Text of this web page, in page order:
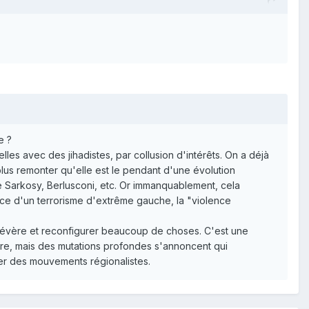
?
avec des jihadistes, par collusion d'intérêts. On a déjà
remonter qu'elle est le pendant d'une évolution
Berlusconi, etc. Or immanquablement, cela
d'un terrorisme d'extrême gauche, la "violence
et reconfigurer beaucoup de choses. C'est une
mais des mutations profondes s'annoncent qui
des mouvements régionalistes.